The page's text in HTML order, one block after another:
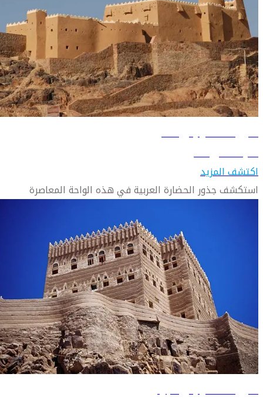
دليل السفر إلى حائل
تعرّف على حائل
اكتشف المزيد
استكشف جذور الحضارة العربية في هذه الواحة المعاصرة
دليل السفر إلى نجران